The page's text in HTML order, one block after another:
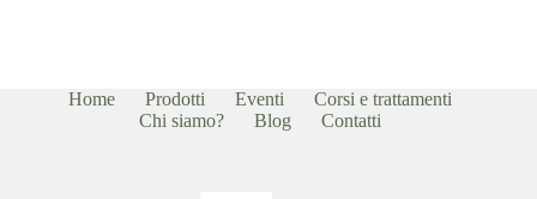
Home Prodotti Eventi
Corsi e trattamenti
Chi siamo?
Blog Contatti